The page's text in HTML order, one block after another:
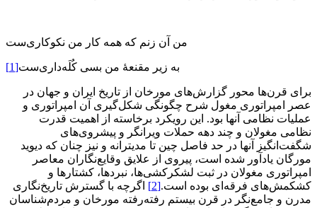
من آن زنم که همه کار من نکوکاری‌ست
به زیر مقنعۀ من بسی کُلَه‌داری‌ست[1]
برای قرن‌ها محور گزارش‌های مورخان از تاریخ ایران و جهان در
عصر امپراتوری مغول شرح چگونگی شکل‌گیری آن امپراتوری و
عملیات نظامی آنها بود. این رویکرد برخاسته از اهمیت قدرت
نظامی مغولان و چند دهه حملات ویرانگر و پیشروی‌های
شگفت‌انگیز آنها در حد فاصل چین تا مدیترانه و نیز چنان که دیوید
مورگان یادآور شده است، پیروی از علایق وقایع‌نگاران معاصر
امپراتوری مغولان در ثبت لشکرکشی‌ها، نبردها، کشتارها و
کشکمش‌های فرقه‌ای بوده است.[2]
اگرچه با گسترش تاریخ‌نگاری
مدرن و جامع‌نگر در قرن بیستم رفته‌رفته مورخان و مردم‌شناسان